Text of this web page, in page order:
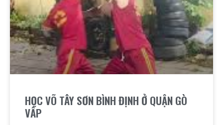
HỌC VÕ TÂY SƠN BÌNH ĐỊNH Ở QUẬN GÒ
VẤP